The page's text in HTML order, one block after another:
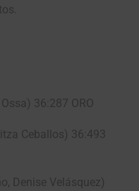
36:287 ORO
Ceballos) 36:493
Denise Velásquez)